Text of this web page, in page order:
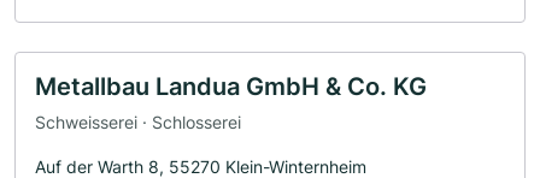
Metallbau Landua GmbH & Co. KG
Schweisserei · Schlosserei
Auf der Warth 8, 55270 Klein-Winternheim